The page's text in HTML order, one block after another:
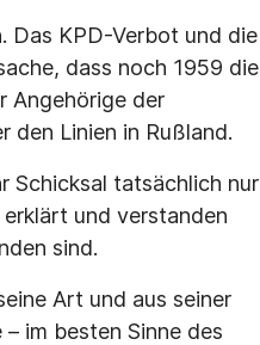
Das KPD-Verbot und die
dass noch 1959 die
Angehörige der
den Linien in Rußland.
Schicksal tatsächlich nur
und verstanden
sind.
Art und aus seiner
im besten Sinne des